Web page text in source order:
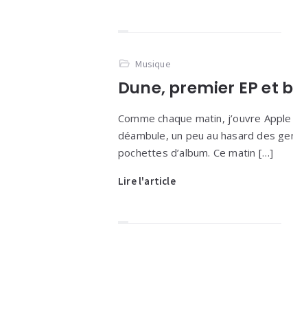
Musique
Dune, premier EP et
Comme chaque matin, j’ouvre
déambule, un peu au hasard des
pochettes d’album. Ce matin […]
Lire l'article